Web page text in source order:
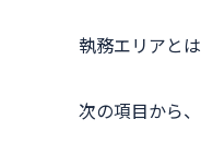
執務エリアと
次の項目から